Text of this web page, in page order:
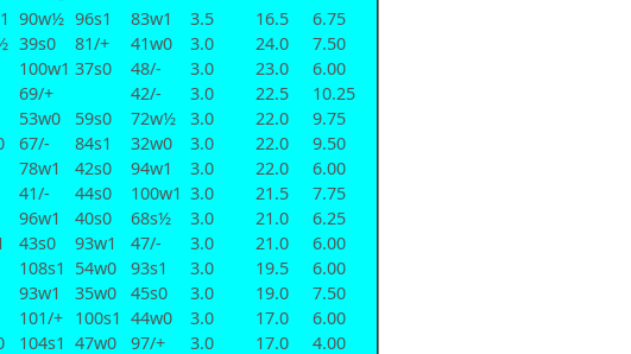
90w½ 96s1 83w1 3.5 16.5
6.75
39s0 81/+ 41w0 3.0 24.0
7.50
100w1 37s0 48/- 3.0 23.0
6.00
69/+ 42/- 3.0 22.5
10.25
53w0 59s0 72w½ 3.0 22.0
9.75
67/- 84s1 32w0 3.0 22.0
9.50
78w1 42s0 94w1 3.0 22.0
6.00
41/- 44s0 100w1 3.0 21.5
7.75
96w1 40s0 68s½ 3.0 21.0
6.25
43s0 93w1 47/- 3.0 21.0
6.00
108s1 54w0 93s1 3.0 19.5
6.00
93w1 35w0 45s0 3.0 19.0
7.50
101/+ 100s1 44w0 3.0 17.0
6.00
104s1 47w0 97/+ 3.0 17.0
4.00